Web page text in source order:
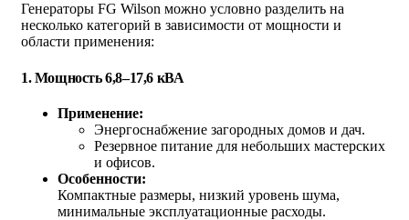
Генераторы FG Wilson можно условно разделить на
несколько категорий в зависимости от мощности и
области применения:
1.Мощность 6,8–17,6 кВА
Применение:
Энергоснабжение загородных домов и дач.
Резервное питание для небольших мастерских
и офисов.
Особенности:
Компактные размеры, низкий уровень шума,
минимальные эксплуатационные расходы.